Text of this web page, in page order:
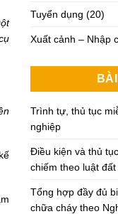
Tuyển dụng (20)
Xuất cảnh – Nhập
Trình tự, thủ tục
nghiệp
Điều kiện và thủ
chiếm theo luật
Tổng hợp đầy đủ
chữa cháy theo